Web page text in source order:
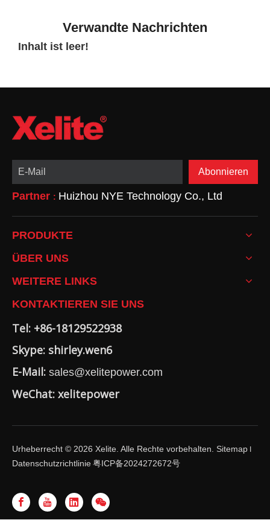
Verwandte Nachrichten
Inhalt ist leer!
Abonnieren
Partner : Huizhou NYE Technology Co., Ltd
PRODUKTE
ÜBER UNS
WEITERE LINKS
KONTAKTIEREN SIE UNS
Tel: +86-18129522938
Skype: shirley.wen6
E-Mail: sales@xelitepower.com
WeChat: xelitepower
Urheberrecht © 2026 Xelite. Alle Rechte vorbehalten. Sitemap
Datenschutzrichtlinie粤ICP备2024272672号